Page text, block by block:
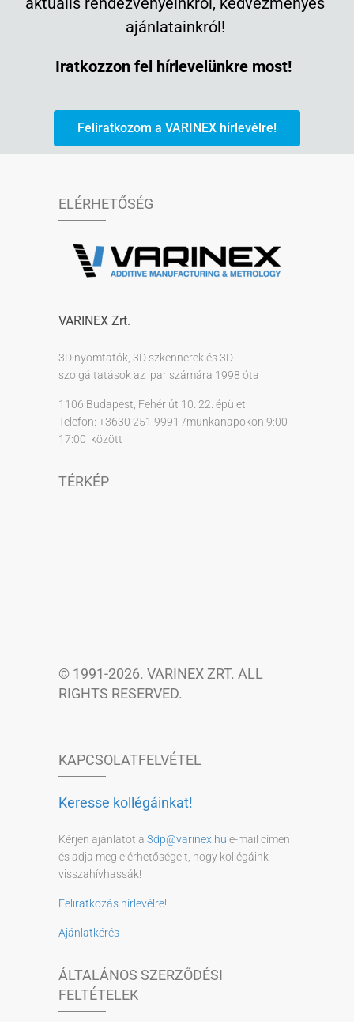
ajánlatainkról!
Iratkozzon fel hírlevelünkre most!
Feliratkozom a VARINEX hírlevélre!
ELÉRHETŐSÉG
VARINEX Zrt.
3D nyomtatók, 3D szkennerek és 3D
szolgáltatások az ipar számára 1998 óta
1106 Budapest, Fehér út 10. 22. épület
Telefon: +3630 251 9991 /munkanapokon 9:00-
17:00 között
TÉRKÉP
© 1991-2026. VARINEX ZRT. ALL
RIGHTS RESERVED.
KAPCSOLATFELVÉTEL
Keresse kollégáinkat!
Kérjen ajánlatot a 3dp@varinex.hu e-mail címen
és adja meg elérhetőségeit, hogy kollégáink
visszahívhassák!
Feliratkozás hírlevélre!
Ajánlatkérés
ÁLTALÁNOS SZERZŐDÉSI
FELTÉTELEK